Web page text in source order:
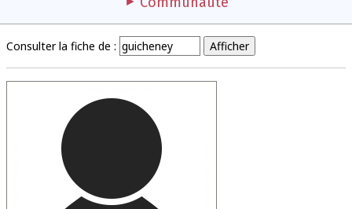
Consulter la fiche de :